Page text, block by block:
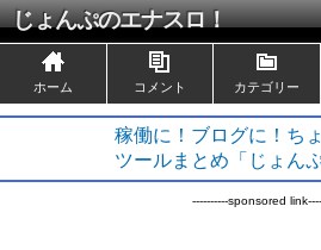
じょんぷのエナスロ！
ホーム コメント カテゴリー
稼働に！ブログに！ち
ツールまとめ「じょん
----------sponsored